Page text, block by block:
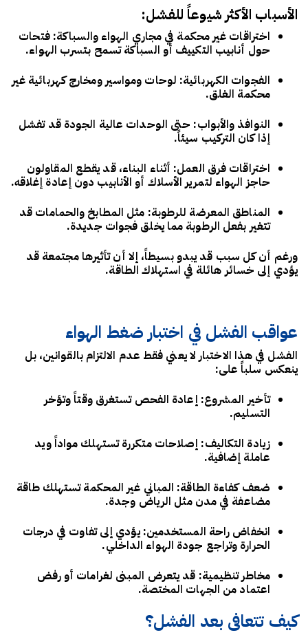
الأسباب الأكثر شيوعاً للفشل:
اختراقات غير محكمة في مجاري الهواء والسباكة: فتحات
حول أنابيب التكييف أو السباكة تسمح بتسرب الهواء.
الفجوات الكهربائية: لوحات ومواسير ومخارج كهربائية غير
محكمة الغلق.
النوافذ والأبواب: حتى الوحدات عالية الجودة قد تفشل
إذا كان التركيب سيئاً.
اختراقات فرق العمل: أثناء البناء، قد يقطع المقاولون
حاجز الهواء لتمرير الأسلاك أو الأنابيب دون إعادة إغلاقه.
المناطق المعرضة للرطوبة: مثل المطابخ والحمامات قد
تتغير بفعل الرطوبة مما يخلق فجوات جديدة.
ورغم أن كل سبب قد يبدو بسيطاً، إلا أن تأثيرها مجتمعة قد
يؤدي إلى خسائر هائلة في استهلاك الطاقة.
عواقب الفشل في اختبار ضغط الهواء
الفشل في هذا الاختبار لا يعني فقط عدم الالتزام بالقوانين، بل
ينعكس سلباً على:
تأخير المشروع: إعادة الفحص تستغرق وقتاً وتؤخر
التسليم.
زيادة التكاليف: إصلاحات متكررة تستهلك مواداً ويد
عاملة إضافية.
ضعف كفاءة الطاقة: المباني غير المحكمة تستهلك طاقة
مضاعفة في مدن مثل الرياض وجدة.
انخفاض راحة المستخدمين: يؤدي إلى تفاوت في درجات
الحرارة وتراجع جودة الهواء الداخلي.
مخاطر تنظيمية: قد يتعرض المبنى لغرامات أو رفض
اعتماد من الجهات المختصة.
كيف تتعافى بعد الفشل؟